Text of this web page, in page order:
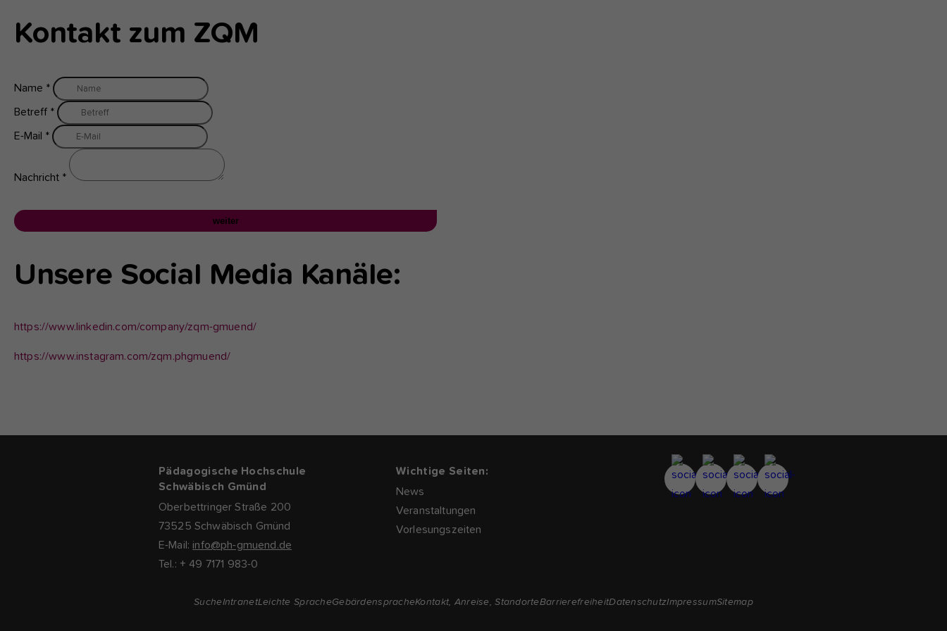
Kontakt zum ZQM
Name *
Betreff *
E-Mail *
Nachricht *
weiter
Unsere Social Media Kanäle:
https://www.linkedin.com/company/zqm-gmuend/
https://www.instagram.com/zqm.phgmuend/
Pädagogische Hochschule
Schwäbisch Gmünd
Oberbettringer Straße 200
73525 Schwäbisch Gmünd
E-Mail: info@ph-gmuend.de
Tel.: + 49 7171 983-0
Wichtige Seiten:
News
Veranstaltungen
Vorlesungszeiten
SucheIntranetLeichte SpracheGebärdenspracheKontakt, Anreise, StandorteBarrierefreiheitDatenschutzImpressumSitemap